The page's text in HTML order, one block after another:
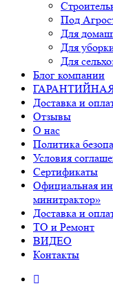
Под
Для
Для
Для
Блог компании
Доставка и
Отзывы
О нас
Политика
Условия
Сертификаты
Официальная
минитрактор»
Доставка и
ТО и Ремонт
ВИДЕО
Контакты